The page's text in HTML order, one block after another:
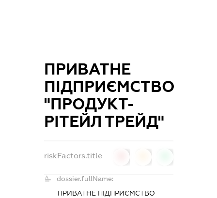
ПРИВАТНЕ
ПІДПРИЄМСТВО
"ПРОДУКТ-
РІТЕЙЛ ТРЕЙД"
riskFactors.title
dossier.fullName:
ПРИВАТНЕ ПІДПРИЄМСТВО